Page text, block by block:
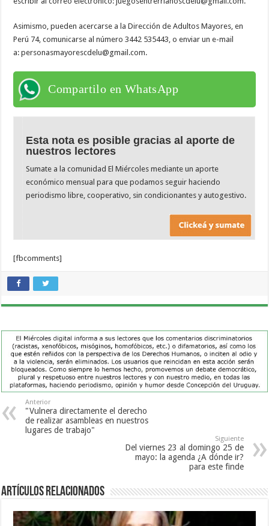
Asimismo, pueden acercarse a la Dirección de Adultos Mayores, en
Perú 74, comunicarse al número 3442 535443, o enviar un e-mail
a: personasmayorescdelu@gmail.com.
Compartilo en WhatsApp
Esta nota es posible gracias al aporte de
nuestros lectores
Sumate a la comunidad El Miércoles mediante un aporte
económico mensual para que podamos seguir haciendo
periodismo libre, cooperativo, sin condicionantes y autogestivo.
[fbcomments]
Anterior
"Vulnera directamente el derecho
de realizar asambleas en nuestros
lugares de trabajo"
Siguiente
Del viernes 23 al domingo 25 de
mayo: la agenda ¿A dónde ir?
para este finde
Artículos Relacionados